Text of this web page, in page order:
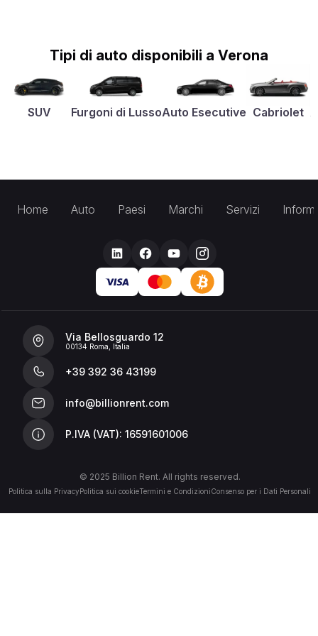
Tipi di auto disponibili a Verona
SUV Furgoni di LussoAuto Esecutive Cabriolet
Home Auto Paesi Marchi Servizi
Via Bellosguardo 12
00134 Roma, Italia
+39 392 36 43199
info@billionrent.com
P.IVA (VAT): 16591601006
© 2025 Billion Rent. All rights reserved.
Politica sulla PrivacyPolitica sui cookieTermini e CondizioniConsenso per i Dati Personali